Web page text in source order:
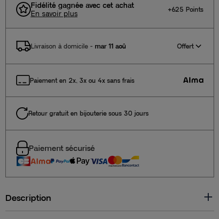
Fidélité gagnée avec cet achat
En savoir plus
+625 Points
Livraison à domicile- mar 11 aoû Offert
Paiement en 2x, 3x ou 4x sans frais
Retour gratuit en bijouterie sous 30 jours
Paiement sécurisé
Description